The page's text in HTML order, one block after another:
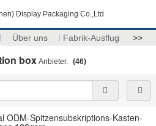
Display Packaging Co.,Ltd
Über uns Fabrik-Ausflug >>
box Anbieter. (46)
ODM-Spitzensubskriptions-Kasten-